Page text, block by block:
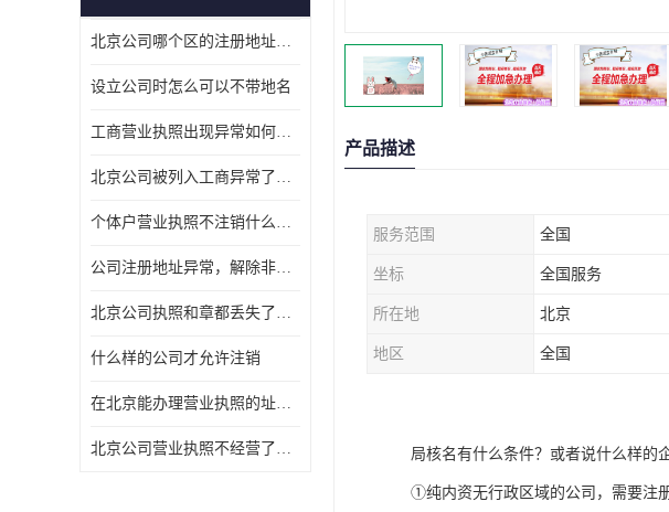
北京公司哪个区的注册地址靠谱
设立公司时怎么可以不带地名
工商营业执照出现异常如何处理
北京公司被列入工商异常了该怎么处理呢？
个体户营业执照不注销什么后果？
公司注册地址异常，解除非正常所需资料及流程
北京公司执照和章都丢失了怎么注销
什么样的公司才允许注销
在北京能办理营业执照的址什么费用
北京公司营业执照不经营了一定要注销吗
产品描述
服务范围 全国
坐标 全国服务
所在地 北京
地区 全国
局核名有什么条件？或者说什么样的
①纯内资无行政区域的公司，需要注